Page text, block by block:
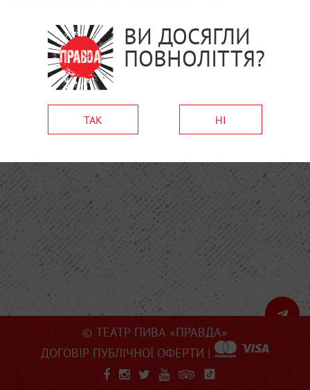
© ТЕАТР ПИВА «ПРАВДА»
ДОГОВІР ПУБЛІЧНОЇ ОФЕРТИ |
ВИ ДОСЯГЛИ
ПОВНОЛІТТЯ?
ТАК НІ